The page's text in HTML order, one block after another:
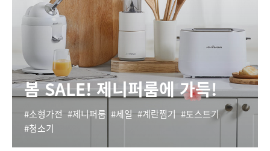
봄 SALE! 제니퍼룸에 가득!
소형가전 제니퍼룸 세일 계란찜기
토스트기
청소기